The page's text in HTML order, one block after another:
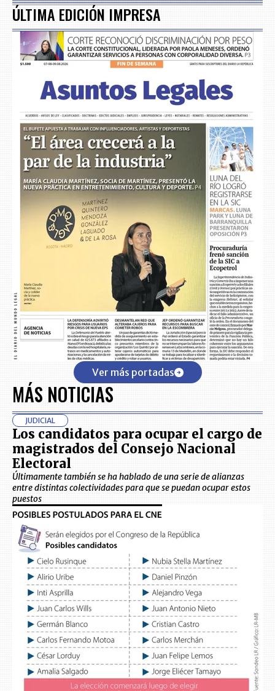
ÚLTIMA EDICIÓN IMPRESA
Ver más portadas
MÁS NOTICIAS
JUDICIAL
Los candidatos para ocupar el cargo de
magistrados del Consejo Nacional
Electoral
Últimamente también se ha hablado de una serie de alianzas
entre distintas colectividades para que se puedan ocupar estos
puestos